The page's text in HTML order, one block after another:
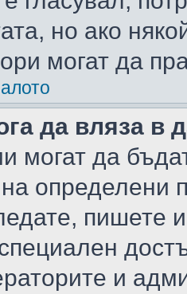
но ако
могат да
да вляза в
могат да
определени
пишете
и